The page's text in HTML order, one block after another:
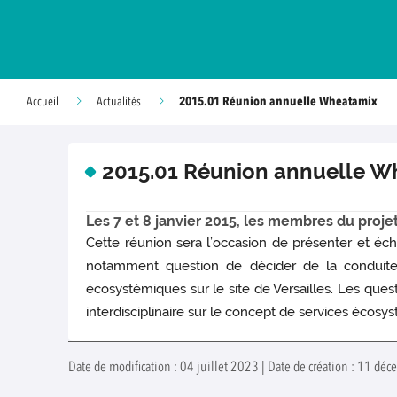
Accueil Actualités 2015.01 Réunion annuelle Wheatamix
2015.01 Réunion annuelle
Les 7 et 8 janvier 2015, les membres du
Cette réunion sera l’occasion de présenter et
notamment question de décider de la
écosystémiques sur le site de Versailles. Les
interdisciplinaire sur le concept de services
Date de modification : 04 juillet 2023 | Date de création : 11